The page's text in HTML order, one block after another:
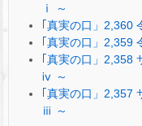
ⅰ ～
｢真実の口」2,360
｢真実の口」2,359
｢真実の口」
ⅳ ～
｢真実の口」
ⅲ ～